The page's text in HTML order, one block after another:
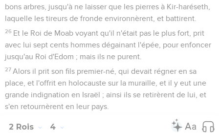
bons arbres, jusqu'à ne laisser que les pierres à Kir-haréseth,
laquelle les tireurs de fronde environnèrent, et battirent.
26 Et le Roi de Moab voyant qu'il n'était pas le plus fort, prit
avec lui sept cents hommes dégainant l'épée, pour enfoncer
jusqu'au Roi d'Edom ; mais ils ne purent.
27 Alors il prit son fils premier-né, qui devait régner en sa
place, et l'offrit en holocauste sur la muraille, et il y eut une
grande indignation en Israël ; ainsi ils se retirèrent de lui, et
s'en retournèrent en leur pays.
2 Rois 4